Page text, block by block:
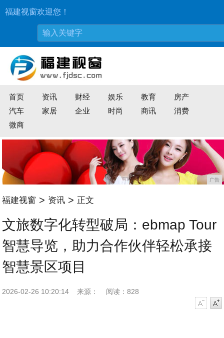
福建视窗欢迎您！
首页 资讯 财经 娱乐 教育
房产
汽车
家居 企业 时尚 商讯
消费
微商
广告
福建视窗 > 资讯 > 正文
文旅数字化转型破局：ebmap Tour
智慧导览，助力合作伙伴轻松承接
智慧景区项目
2026-02-26 10:20:14 来源：
阅读：828